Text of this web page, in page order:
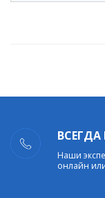
ВСЕГДА
Наши
онлайн